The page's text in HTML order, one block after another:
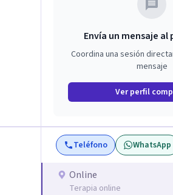
Envía un mensaje
Coordina una sesión
mensaje
Ver perfil
Teléfono WhatsApp
Online
Terapia online